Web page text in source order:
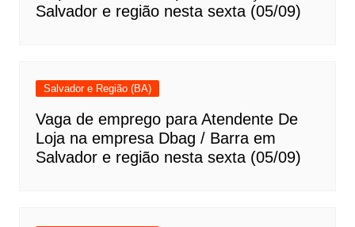
Salvador e região nesta sexta (05/09)
Salvador e Região (BA)
Vaga de emprego para Atendente De
Loja na empresa Dbag / Barra em
Salvador e região nesta sexta (05/09)